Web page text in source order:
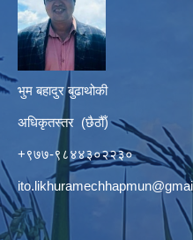
भुम बहादुर बुढाथोकी
अधिकृतस्तर (छैठौँ)
+९७७-९८४४३०२२३०